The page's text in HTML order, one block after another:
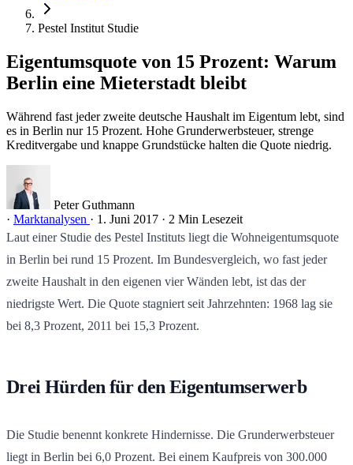
Pestel Institut Studie
Eigentumsquote von 15 Prozent: Warum
Berlin eine Mieterstadt bleibt
Während fast jeder zweite deutsche Haushalt im Eigentum lebt, sind
es in Berlin nur 15 Prozent. Hohe Grunderwerbsteuer, strenge
Kreditvergabe und knappe Grundstücke halten die Quote niedrig.
Peter Guthmann
· Marktanalysen · 1. Juni 2017 · 2 Min Lesezeit
Laut einer Studie des Pestel Instituts liegt die Wohneigentumsquote
in Berlin bei rund 15 Prozent. Im Bundesvergleich, wo fast jeder
zweite Haushalt in den eigenen vier Wänden lebt, ist das der
niedrigste Wert. Die Quote stagniert seit Jahrzehnten: 1968 lag sie
bei 8,3 Prozent, 2011 bei 15,3 Prozent.
Drei Hürden für den Eigentumserwerb
Die Studie benennt konkrete Hindernisse. Die Grunderwerbsteuer
liegt in Berlin bei 6,0 Prozent. Bei einem Kaufpreis von 300.000